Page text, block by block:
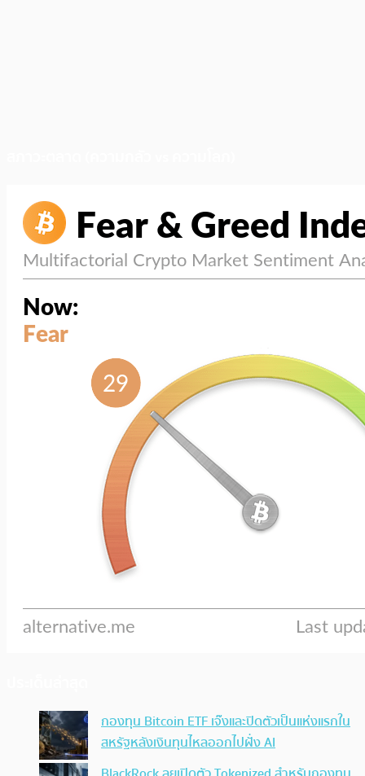
กองทุน Bitcoin ETF เจ๊งและปิดตัวเป็นแห่งแรกใน
สหรัฐหลังเงินทุนไหลออกไปฝั่ง AI